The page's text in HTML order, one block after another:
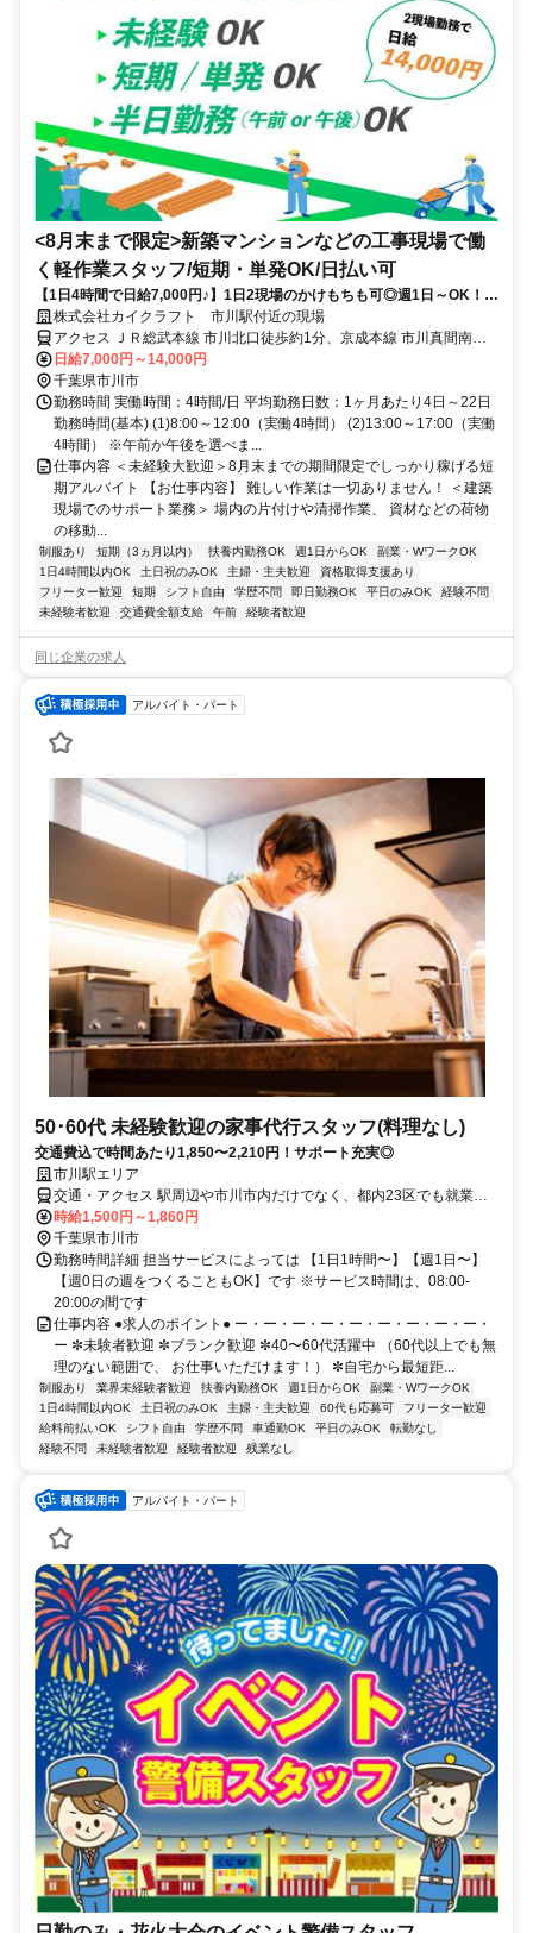
<8月末まで限定>新築マンションなどの工事現場で働
く軽作業スタッフ/短期・単発OK/日払い可
【1日4時間で日給7,000円♪】1日2現場のかけもちも可◎週1日～OK！午
前・午後のみOK／即日リモート面接実施中／Wワーク(副業)大歓迎！／
1か月20回勤務で20,000円ボーナス支給キャンペーンスタート実施中!!
株式会社カイクラフト 市川駅付近の現場
アクセス ＪＲ総武本線 市川北口徒歩約1分、京成本線 市川真間南口
徒歩約8分、京成本線 国府台徒歩約15分
日給7,000円～14,000円
千葉県市川市
勤務時間 実働時間：4時間/日 平均勤務日数：1ヶ月あたり4日～22日
勤務時間(基本) (1)8:00～12:00（実働4時間） (2)13:00～17:00（実働
4時間） ※午前か午後を選べま...
仕事内容 ＜未経験大歓迎＞8月末までの期間限定でしっかり稼げる短
期アルバイト 【お仕事内容】 難しい作業は一切ありません！ ＜建築
現場でのサポート業務＞ 場内の片付けや清掃作業、 資材などの荷物
の移動...
制服あり 短期（3ヵ月以内） 扶養内勤務OK 週1日からOK
副業・WワークOK
1日4時間以内OK
土日祝のみOK 主婦・主夫歓迎
資格取得支援あり
フリーター歓迎
短期 シフト自由 学歴不問 即日勤務OK 平日のみOK
経験不問
未経験者歓迎
交通費全額支給 午前 経験者歓迎
同じ企業の求人
アルバイト・パート
50･60代 未経験歓迎の家事代行スタッフ(料理なし)
交通費込で時間あたり1,850〜2,210円！サポート充実◎
市川駅エリア
交通・アクセス 駅周辺や市川市内だけでなく、都内23区でも就業可
能な場合は、より多くのお仕事を担当いただけます。
時給1,500円～1,860円
千葉県市川市
勤務時間詳細 担当サービスによっては 【1日1時間〜】【週1日〜】
【週0日の週をつくることもOK】です ※サービス時間は、08:00-
20:00の間です
仕事内容 ●求人のポイント● ー・ー・ー・ー・ー・ー・ー・ー・ー・
ー ✼未験者歓迎 ✼ブランク歓迎 ✼40〜60代活躍中 （60代以上でも無
理のない範囲で、 お仕事いただけます！） ✼自宅から最短距...
制服あり 業界未経験者歓迎 扶養内勤務OK 週1日からOK
副業・WワークOK
1日4時間以内OK
土日祝のみOK 主婦・主夫歓迎 60代も応募可
フリーター歓迎
給料前払いOK
シフト自由 学歴不問 車通勤OK 平日のみOK
転勤なし
経験不問
未経験者歓迎 経験者歓迎 残業なし
アルバイト・パート